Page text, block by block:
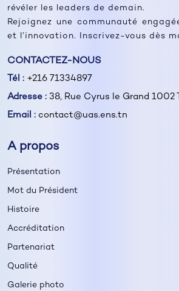
révéler les leaders de demain.
Rejoignez une communauté
et l’innovation. Inscrivez-vous dès
CONTACTEZ-NOUS
Tél : +216 71334897
Adresse : 38, Rue Cyrus le Grand 1002
Email : contact@uas.ens.tn
A propos
Présentation
Mot du Président
Histoire
Accréditation
Partenariat
Qualité
Galerie photo